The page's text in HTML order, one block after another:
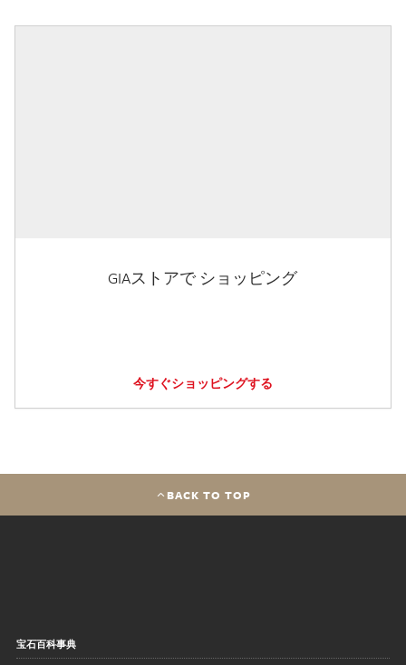
GIAストアで ショッピング
今すぐショッピングする
BACK TO TOP
宝石百科事典